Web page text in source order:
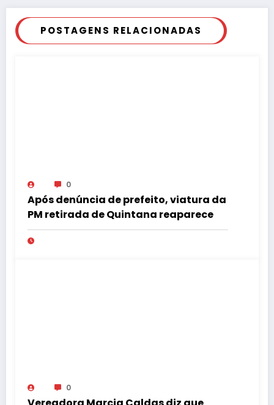
POSTAGENS RELACIONADAS
0
Após denúncia de prefeito, viatura da
PM retirada de Quintana reaparece
0